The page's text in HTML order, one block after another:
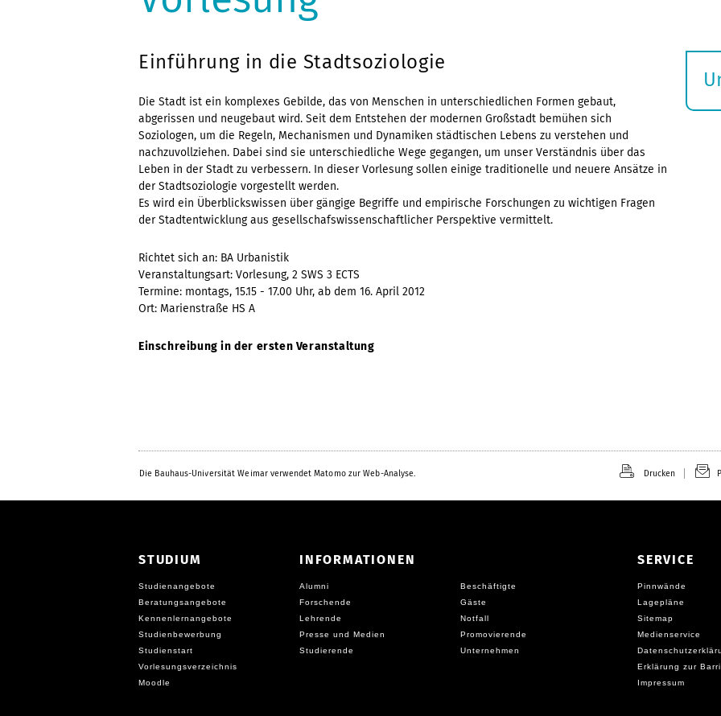
Einführung in die Stadtsoziologie
Die Stadt ist ein komplexes Gebilde, das von Menschen in unterschiedlichen Formen gebaut,
abgerissen und neugebaut wird. Seit dem Entstehen der modernen Großstadt bemühen sich
Soziologen, um die Regeln, Mechanismen und Dynamiken städtischen Lebens zu verstehen und
nachzuvollziehen. Dabei sind sie unterschiedliche Wege gegangen, um unser Verständnis über das
Leben in der Stadt zu verbessern. In dieser Vorlesung sollen einige traditionelle und neuere Ansätze in
der Stadtsoziologie vorgestellt werden.
Es wird ein Überblickswissen über gängige Begriffe und empirische Forschungen zu wichtigen Fragen
der Stadtentwicklung aus gesellschafswissenschaftlicher Perspektive vermittelt.
Richtet sich an: BA Urbanistik
Veranstaltungsart: Vorlesung, 2 SWS 3 ECTS
Termine: montags, 15.15 - 17.00 Uhr, ab dem 16. April 2012
Ort: Marienstraße HS A
Einschreibung in der ersten Veranstaltung
Die Bauhaus-Universität Weimar verwendet Matomo zur Web-Analyse. Drucken
STUDIUM
Studienangebote
Beratungsangebote
Kennenlernangebote
Studienbewerbung
Studienstart
Vorlesungsverzeichnis
Moodle
INFORMATIONEN
Alumni
Beschäftigte
Forschende
Gäste
Lehrende
Notfall
Presse und Medien
Promovierende
Studierende
Unternehmen
SERVICE
Pinnwände
Lagepläne
Sitemap
Medienservice
Erklärung zur
Impressum